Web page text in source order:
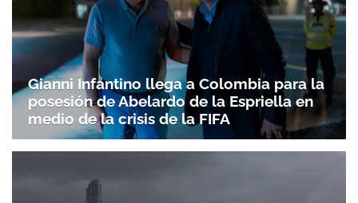
Gianni Infantino llega a Colombia para la
posesión de Abelardo de la Espriella en
medio de la crisis de la FIFA